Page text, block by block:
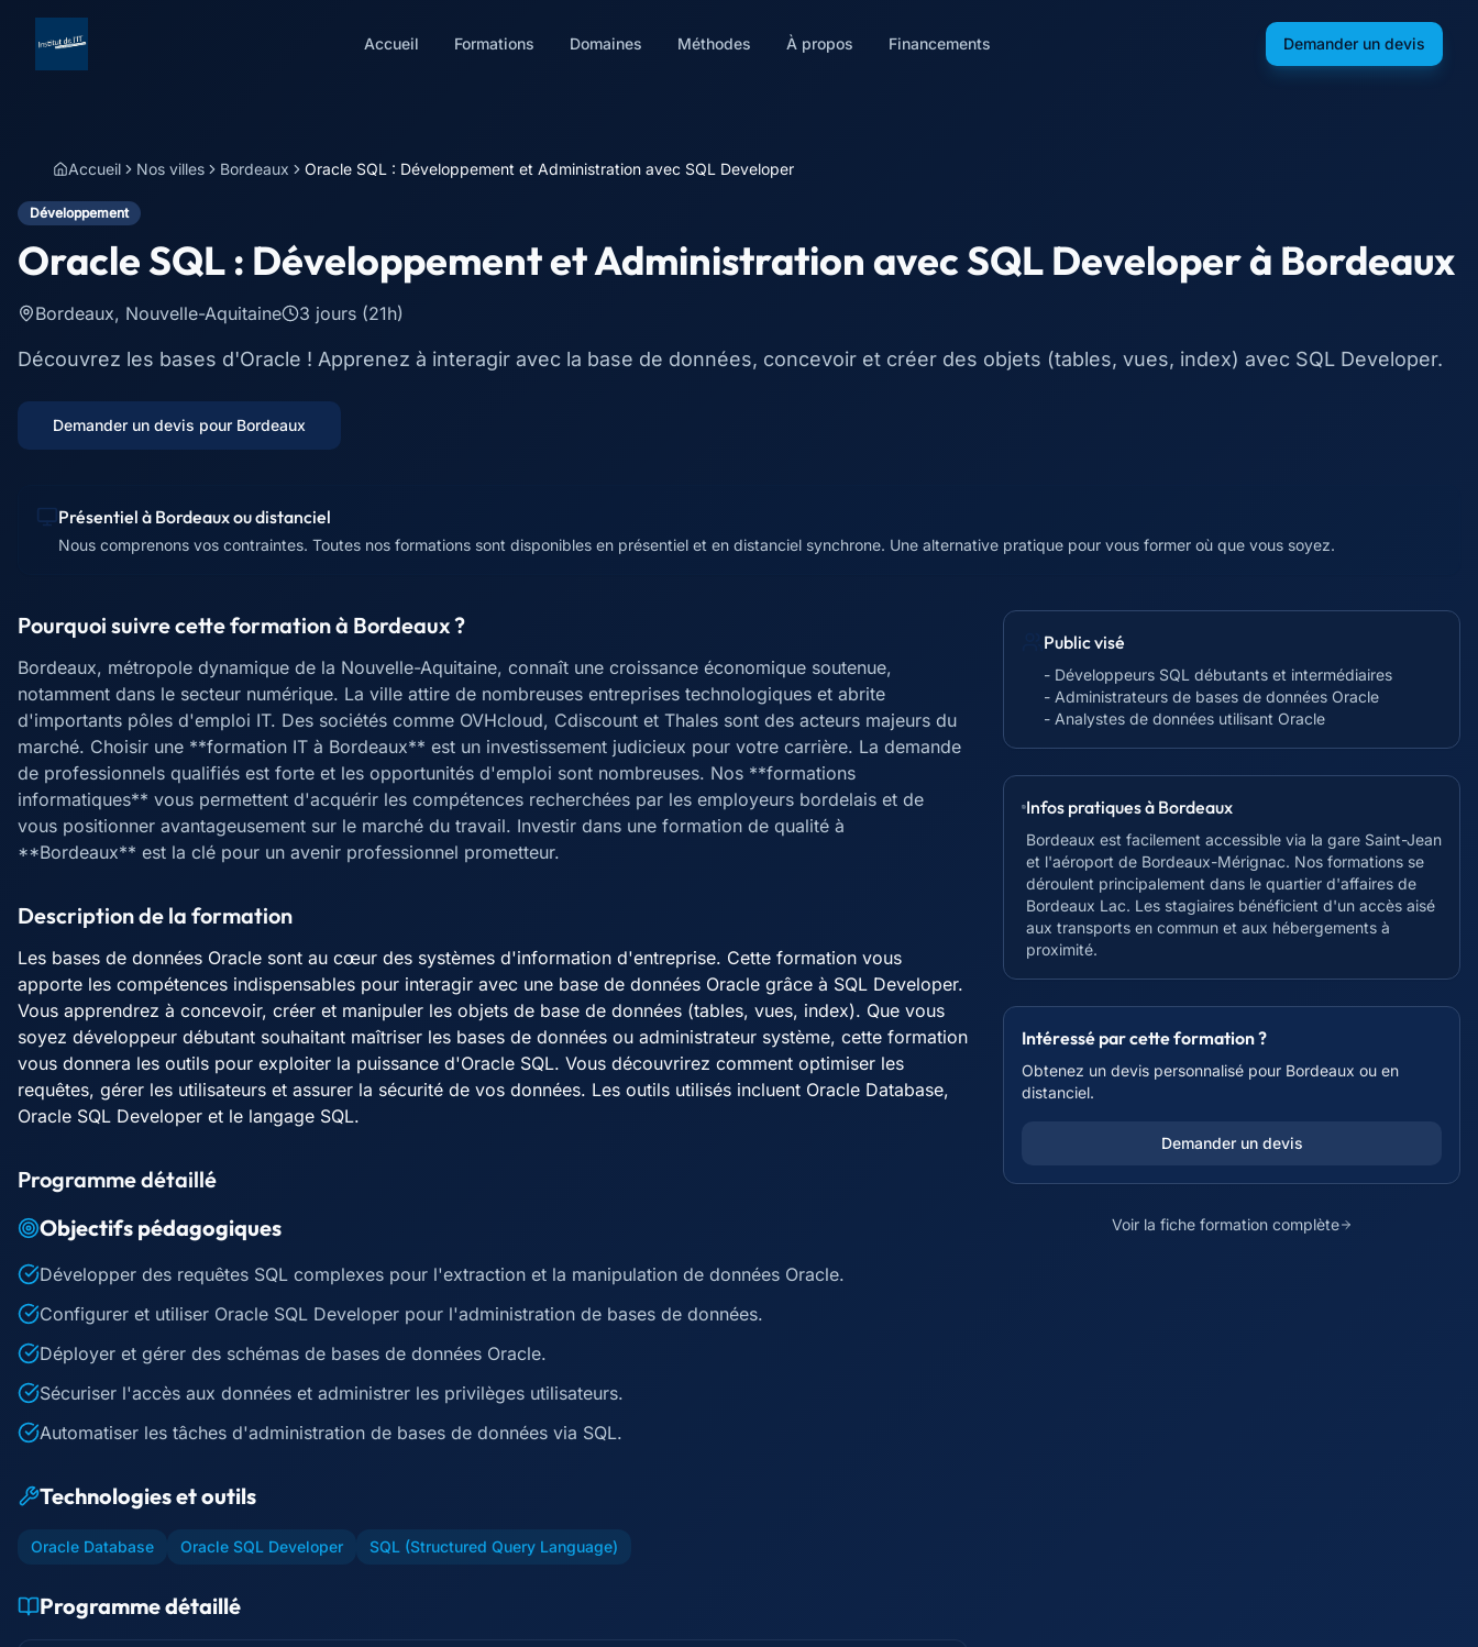
Accueil Formations Domaines Méthodes À propos Financements Demander un devis
Accueil Nos villes Bordeaux Oracle SQL : Développement et Administration avec SQL Developer
Développement
Oracle SQL : Développement et Administration avec SQL Developerà Bordeaux
Bordeaux, Nouvelle-Aquitaine 3 jours (21h)
Découvrez les bases d'Oracle ! Apprenez à interagir avec la base de données, concevoir et créer des objets (tables, vues, index) avec SQL Developer.
Demander un devis pour Bordeaux
Présentiel à Bordeauxou distanciel
Nous comprenons vos contraintes. Toutes nos formations sont disponibles en présentiel et en distanciel synchrone. Une alternative pratique pour vous former où que vous soyez.
Pourquoi suivre cette formation à Bordeaux?
Bordeaux, métropole dynamique de la Nouvelle-Aquitaine, connaît une croissance économique soutenue,
notamment dans le secteur numérique. La ville attire de nombreuses entreprises technologiques et abrite
d'importants pôles d'emploi IT. Des sociétés comme OVHcloud, Cdiscount et Thales sont des acteurs majeurs du
marché. Choisir une **formation IT à Bordeaux** est un investissement judicieux pour votre carrière. La demande
de professionnels qualifiés est forte et les opportunités d'emploi sont nombreuses. Nos **formations
informatiques** vous permettent d'acquérir les compétences recherchées par les employeurs bordelais et de
vous positionner avantageusement sur le marché du travail. Investir dans une formation de qualité à
**Bordeaux** est la clé pour un avenir professionnel prometteur.
Description de la formation
Les bases de données Oracle sont au cœur des systèmes d'information d'entreprise. Cette formation vous
apporte les compétences indispensables pour interagir avec une base de données Oracle grâce à SQL Developer.
Vous apprendrez à concevoir, créer et manipuler les objets de base de données (tables, vues, index). Que vous
soyez développeur débutant souhaitant maîtriser les bases de données ou administrateur système, cette formation
vous donnera les outils pour exploiter la puissance d'Oracle SQL. Vous découvrirez comment optimiser les
requêtes, gérer les utilisateurs et assurer la sécurité de vos données. Les outils utilisés incluent Oracle Database,
Oracle SQL Developer et le langage SQL.
Programme détaillé
Objectifs pédagogiques
Développer des requêtes SQL complexes pour l'extraction et la manipulation de données Oracle.
Configurer et utiliser Oracle SQL Developer pour l'administration de bases de données.
Déployer et gérer des schémas de bases de données Oracle.
Sécuriser l'accès aux données et administrer les privilèges utilisateurs.
Automatiser les tâches d'administration de bases de données via SQL.
Technologies et outils
Oracle Database Oracle SQL Developer SQL (Structured Query Language)
Programme détaillé
Public visé
- Développeurs SQL débutants et intermédiaires
- Administrateurs de bases de données Oracle
- Analystes de données utilisant Oracle
Infos pratiques à Bordeaux
Bordeaux est facilement accessible via la gare Saint-Jean
et l'aéroport de Bordeaux-Mérignac. Nos formations se
déroulent principalement dans le quartier d'affaires de
Bordeaux Lac. Les stagiaires bénéficient d'un accès aisé
aux transports en commun et aux hébergements à
proximité.
Intéressé par cette formation ?
Obtenez un devis personnalisé pour Bordeaux ou en
distanciel.
Demander un devis
Voir la fiche formation complète